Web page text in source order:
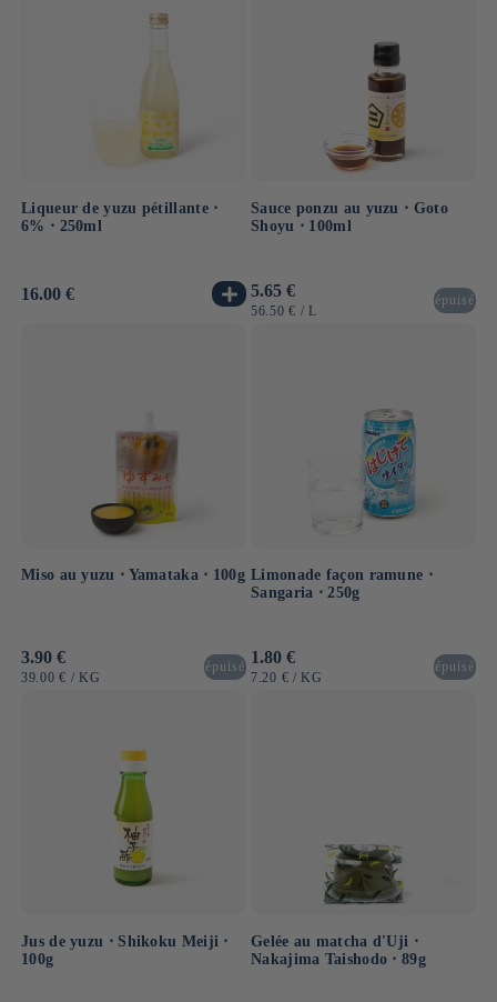
Liqueur de yuzu pétillante ⋅
6% ⋅ 250ml
Prix
16.00 €
Sauce ponzu au yuzu ⋅ Goto
Shoyu ⋅ 100ml
Prix
habituel
5.65 €
PRIX
56.50 € / PAR
L
épuisé
Miso au yuzu ⋅ Yamataka ⋅ 100g
Prix
habituel
3.90 €
PRIX
39.00 € / PAR
KG
épuisé
Limonade façon ramune ⋅
Sangaria ⋅ 250g
Prix
habituel
1.80 €
PRIX
7.20 € / PAR
KG
épuisé
Jus de yuzu ⋅ Shikoku Meiji ⋅
100g
Gelée au matcha d'Uji ⋅
Nakajima Taishodo ⋅ 89g